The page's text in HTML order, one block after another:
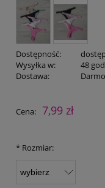
Dostępność:
Wysyłka w:
48
Dostawa:
Cena nie zawiera
Cena: 7,99 zł
* Rozmiar: